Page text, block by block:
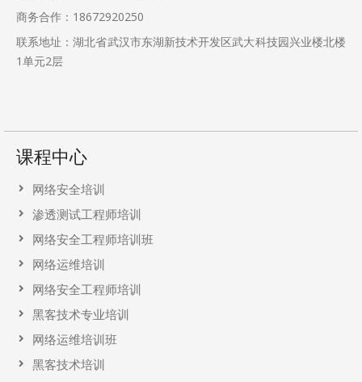
商务合作：18672920250
联系地址：湖北省武汉市东湖新技术开发区武大科技园兴业楼北楼
1单元2层
课程中心
网络安全培训
渗透测试工程师培训
网络安全工程师培训班
网络运维培训
网络安全工程师培训
黑客技术专业培训
网络运维培训班
黑客技术培训